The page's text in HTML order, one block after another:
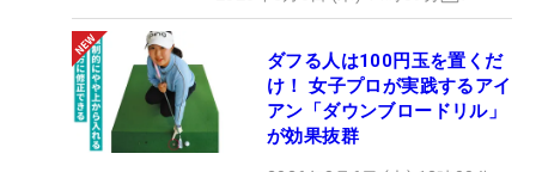
ダフる人は100円玉を置くだ
け！ 女子プロが実践するアイ
アン「ダウンブロードリル」
が効果抜群